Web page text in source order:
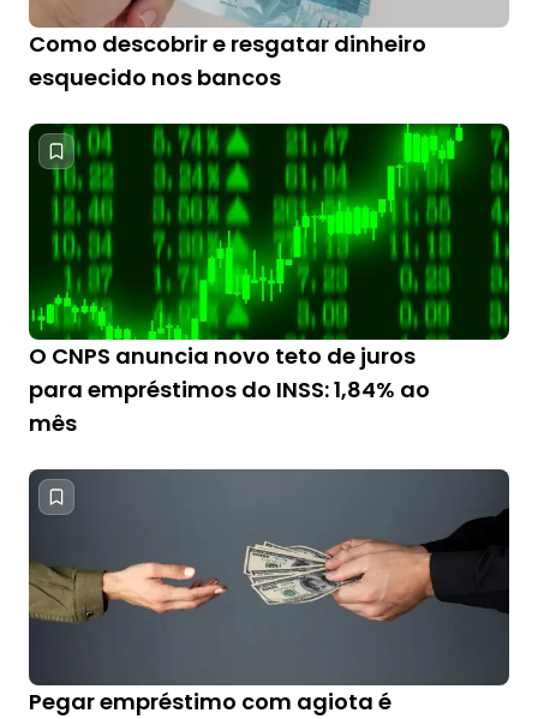
Como descobrir e resgatar dinheiro
esquecido nos bancos
O CNPS anuncia novo teto de juros
para empréstimos do INSS: 1,84% ao
mês
Pegar empréstimo com agiota é